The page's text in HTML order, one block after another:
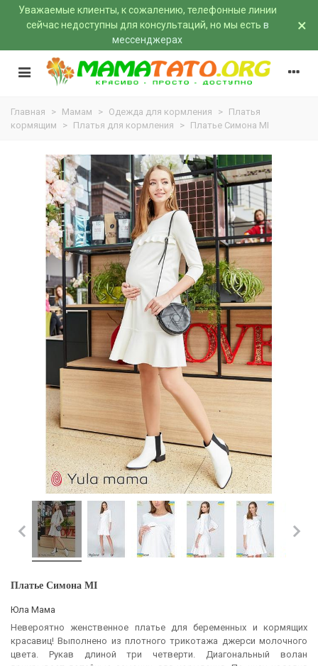
Уважаемые клиенты, к сожалению, телефонные линии
сейчас недоступны для консультаций, но мы есть в
мессенджерах
×
Главная > Мамам > Одежда для кормления > Платья
кормящим
> Платья для кормления > Платье Симона MI
Платье Симона MI
Юла Мама
Невероятно женственное платье для беременных и кормящих
красавиц! Выполнено из плотного трикотажа джерси молочного
цвета. Рукав длиной три четверти. Диагональный волан